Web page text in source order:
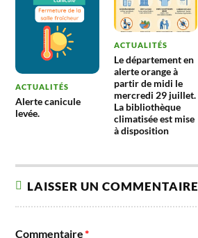
ACTUALITÉS
Alerte canicule
levée.
ACTUALITÉS
Le département en
alerte orange à
partir de midi le
mercredi 29 juillet.
La bibliothèque
climatisée est mise
à disposition
LAISSER UN COMMENTAIRE
Commentaire*